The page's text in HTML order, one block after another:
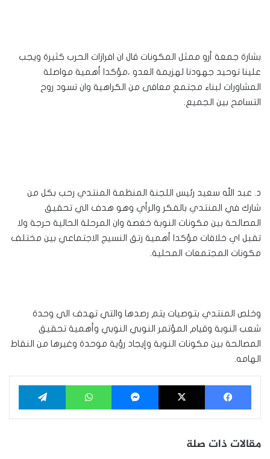
بشارة جمعة أرو ممثل المكونات قال ان افرازات الحرب كثيرة ويجب
علينا توحيد جهودنا لهزيمة العدو ،مؤكدا أهمية مواصلة
المشاورات لبناء مجتمع معافى من الكراهية وان تسود روح
التسامح بين الجميع.
د. عبد الله سعيد رئيس اللجنة المنظمة المنتدي رحب بكل من
شارك في المنتدي بالفكر والرأي وهو هدف الي تحقيق
المصالحة بين مكونات النوبة خغصة وان المرحلة الحالية حرجة ولا
تقبل اي خلافات مؤكدا أهمية رتق النسيج الاجتماعي بين مختلف
مكونات المجتمعات المحلية.
وخلص المنتدي بتوصيات يتم رصدها والتي تهدف الي وحدة
شعب النوبة وقيام المؤتمر النوبي النوبي وأهمية تحقيق
المصالحة بين مكونات النوبة وإيجاد رؤية موحدة وغيرها من النقاط
الهامه.
فيسبوك ‫X ماسنجر واتساب
مقالات ذات صلة